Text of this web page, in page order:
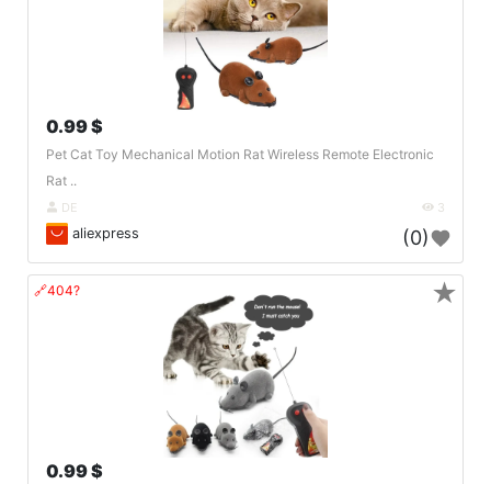
0.99 $
Pet Cat Toy Mechanical Motion Rat Wireless Remote Electronic
Rat ..
DE 3
aliexpress (0)
🔗404?
0.99 $
★